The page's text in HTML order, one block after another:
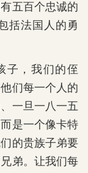
五百个忠诚的
括法国人的勇
子，我们的侄
们每一个人的
一旦一八一五
是一个像卡特
的贵族子弟要
弟。让我们每